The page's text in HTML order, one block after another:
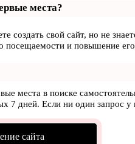
места?
создать свой сайт, но не
посещаемости и повышение
места в поиске
7 дней. Если ни один запрос
сайта